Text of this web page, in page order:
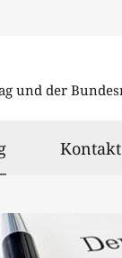
und der
ausgewählt
Kontakt